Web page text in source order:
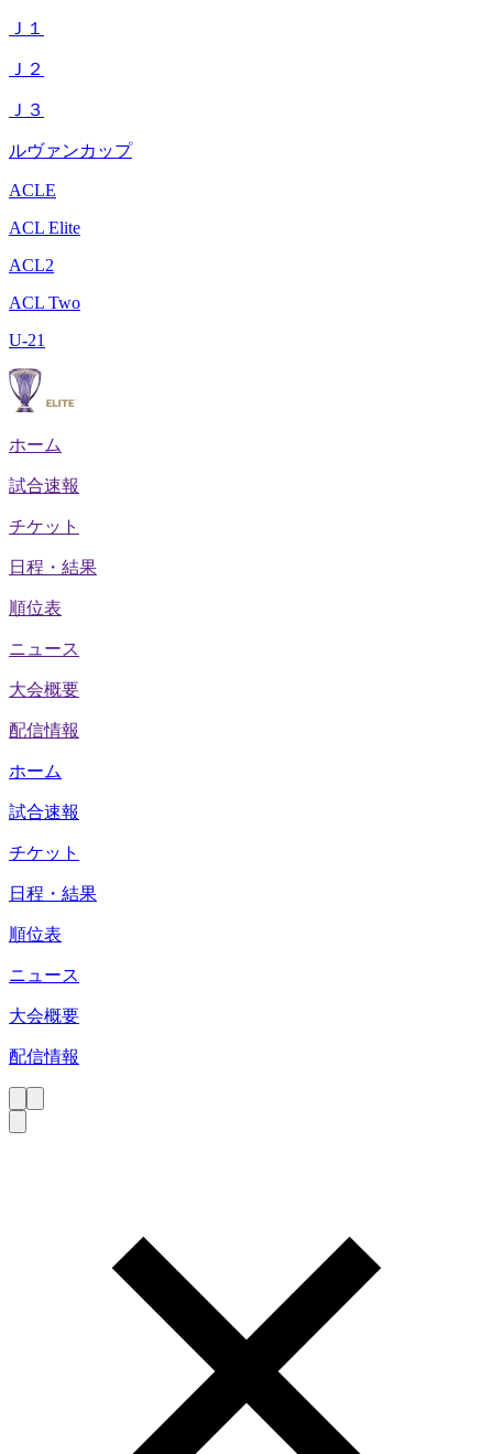
Ｊ１
Ｊ２
Ｊ３
ルヴァンカップ
ACLE
ACL Elite
ACL2
ACL Two
U-21
ホーム
試合速報
チケット
日程・結果
順位表
ニュース
大会概要
配信情報
ホーム
試合速報
チケット
日程・結果
順位表
ニュース
大会概要
配信情報